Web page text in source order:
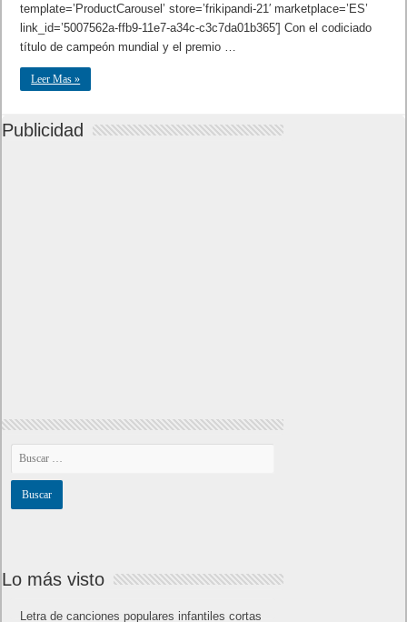
template=’ProductCarousel’ store=’frikipandi-21′ marketplace=’ES’
link_id=’5007562a-ffb9-11e7-a34c-c3c7da01b365′] Con el codiciado
título de campeón mundial y el premio …
Leer Mas »
Publicidad
Lo más visto
Letra de canciones populares infantiles cortas